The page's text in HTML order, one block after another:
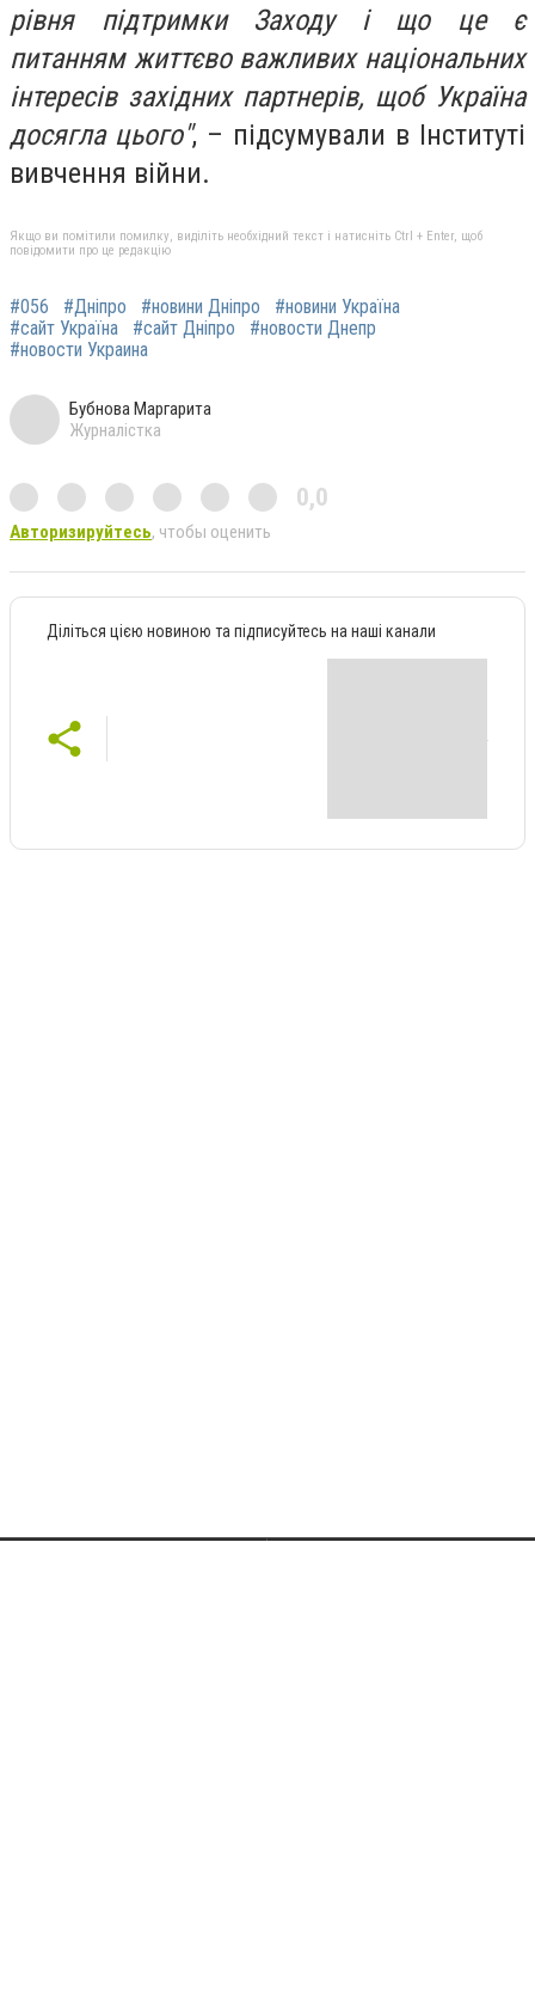
рівня підтримки Заходу і що це є
питанням життєво важливих національних
інтересів західних партнерів, щоб Україна
досягла цього", – підсумували в Інституті
вивчення війни.
Якщо ви помітили помилку, виділіть необхідний текст і натисніть Ctrl + Enter, щоб
повідомити про це редакцію
#056 #Дніпро #новини Дніпро
#новини Україна
#сайт Україна
#сайт Дніпро
#новости Днепр
#новости Украина
Бубнова Маргарита
Журналістка
0,0
Авторизируйтесь, чтобы оценить
Діліться цією новиною та підписуйтесь на наші канали